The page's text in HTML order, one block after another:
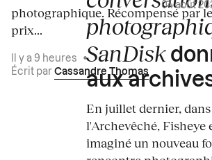
photographique. Récompensé par le
prix...
Il y a 9 heures
•
Écrit par Cassandre Thomas
SanDisk
aux
En juillet dernier,
l'Archevêché, Fisheye
imaginé un nouveau
04 août